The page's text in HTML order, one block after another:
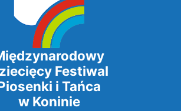
Festiwal
i Tańca
w Koninie